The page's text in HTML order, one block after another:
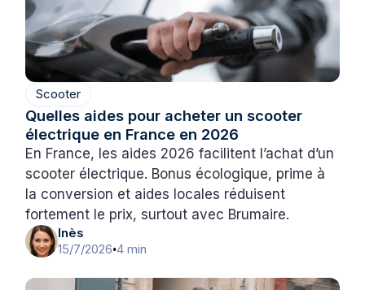
Scooter
Quelles aides pour acheter un scooter
électrique en France en 2026
En France, les aides 2026 facilitent l’achat d’un
scooter électrique. Bonus écologique, prime à
la conversion et aides locales réduisent
fortement le prix, surtout avec Brumaire.
Inès
15/7/2026•4 min